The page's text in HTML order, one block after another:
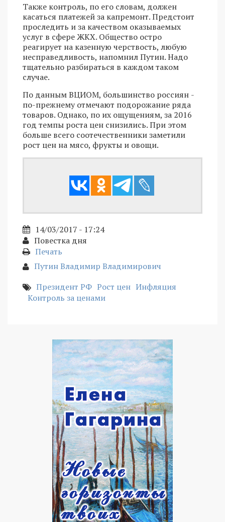
Также контроль, по его словам, должен
касаться платежей за капремонт. Предстоит
проследить и за качеством оказываемых
услуг в сфере ЖКХ. Общество остро
реагирует на казенную черствость, любую
несправедливость, напомнил Путин. Надо
тщательно разбираться в каждом таком
случае.
По данным ВЦИОМ, большинство россиян ­
по-прежнему отмечают­ подорожание ряда
тов­аров. Однако, по их ощущениям, за 2016
год­ темпы роста цен снизились. При этом
больше всего соотечественники заме­тили
рост цен на мясо­, фрукты и овощи.
14/03/2017 - 17:24
Повестка дня
Печать
Путин Владимир Владимирович
Президент РФ Рост цен Инфляция
Контроль за ценами